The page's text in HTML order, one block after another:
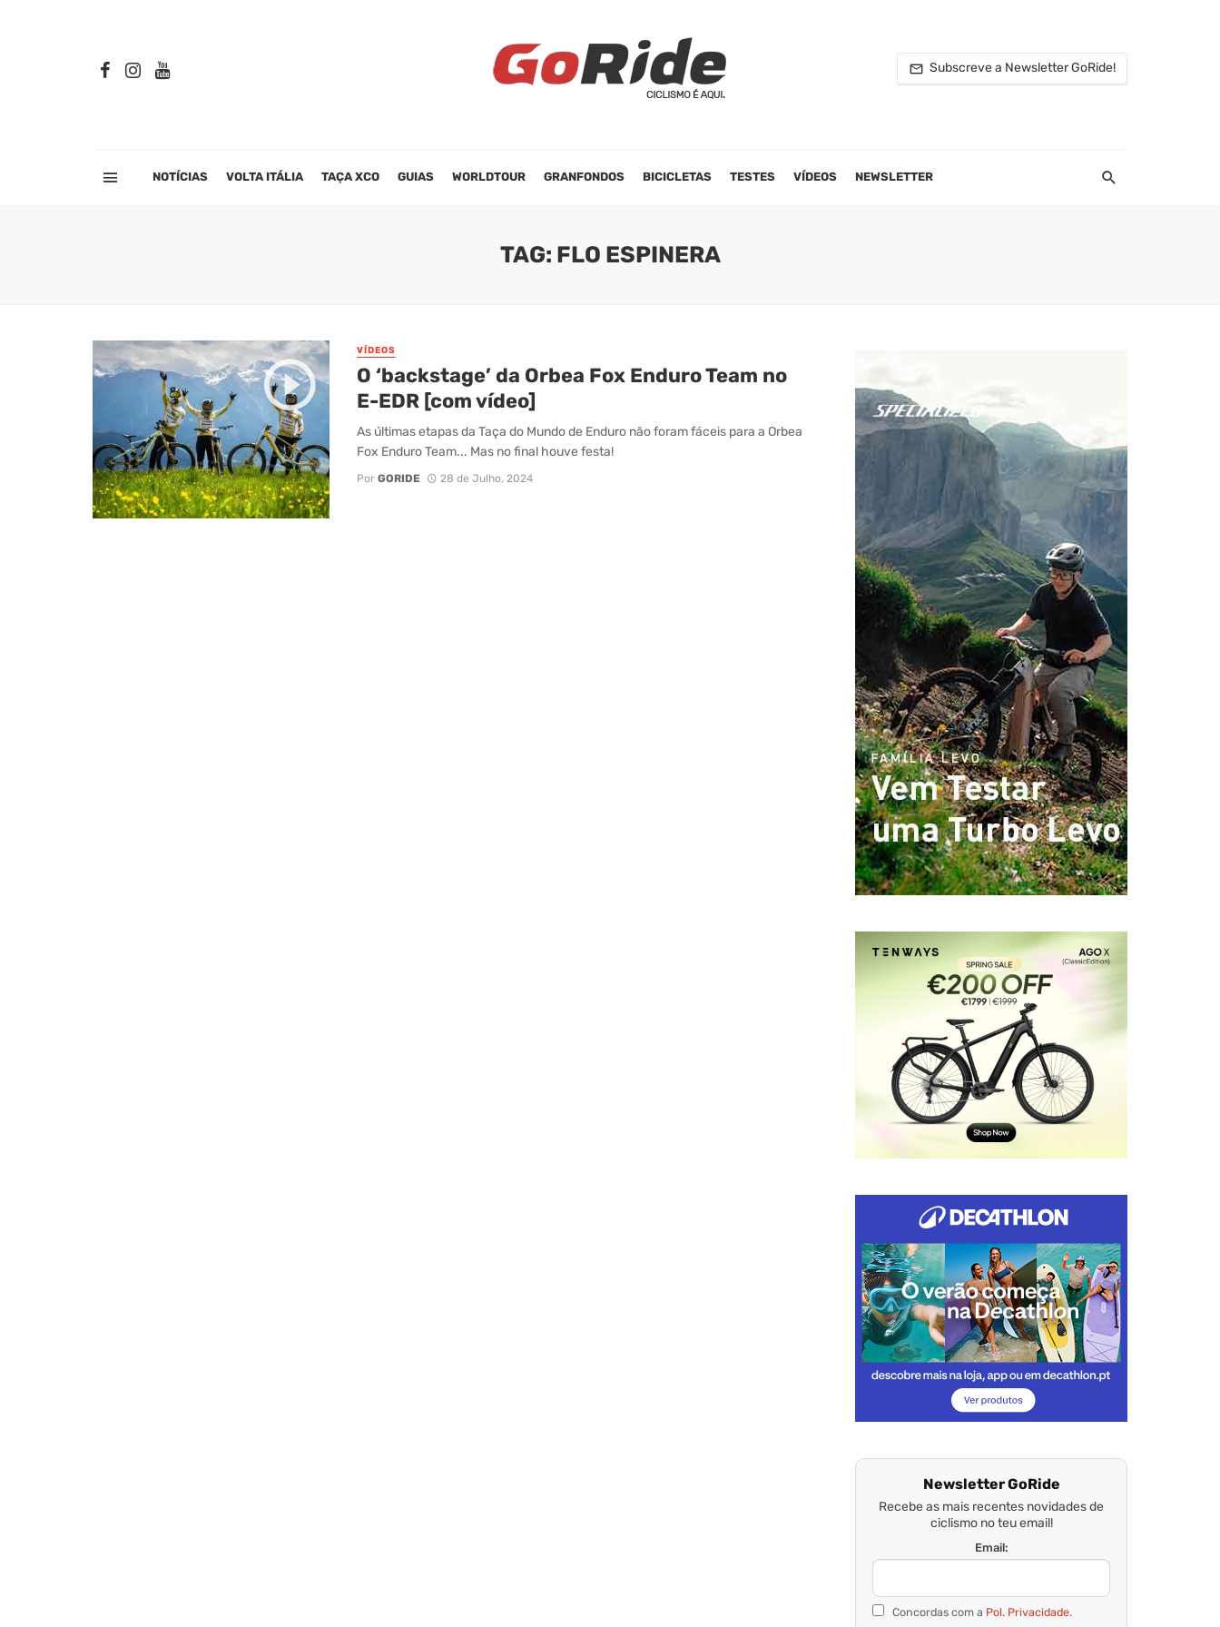
Subscreve a Newsletter GoRide!
NOTÍCIAS VOLTA ITÁLIA TAÇA XCO GUIAS WORLDTOUR GRANFONDOS BICICLETAS TESTES VÍDEOS NEWSLETTER
TAG: FLO ESPINERA
VÍDEOS
O ‘backstage’ da Orbea Fox Enduro Team no
E-EDR [com vídeo]
As últimas etapas da Taça do Mundo de Enduro não foram fáceis para a Orbea
Fox Enduro Team... Mas no final houve festa!
Por GORIDE 28 de Julho, 2024
Newsletter GoRide
Recebe as mais recentes novidades de
ciclismo no teu email!
Email:
Concordas com a Pol. Privacidade.